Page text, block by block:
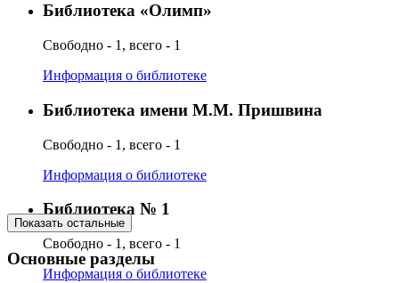
Библиотека «Олимп»
Свободно - 1, всего - 1
Информация о библиотеке
Библиотека имени М.М. Пришвина
Свободно - 1, всего - 1
Информация о библиотеке
Библиотека № 1
Свободно - 1, всего - 1
Информация о библиотеке
Показать остальные
Основные разделы